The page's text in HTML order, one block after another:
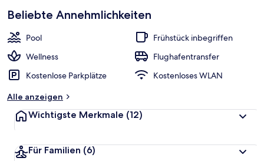
Beliebte Annehmlichkeiten
Pool
Frühstück inbegriffen
Wellness
Flughafentransfer
Kostenlose Parkplätze
Kostenloses WLAN
Alle anzeigen
Wichtigste Merkmale (12)
Für Familien (6)